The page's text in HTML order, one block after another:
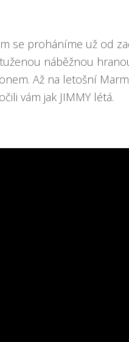
se proháníme už od
náběžnou
Až na letošní
vám jak JIMMY létá.